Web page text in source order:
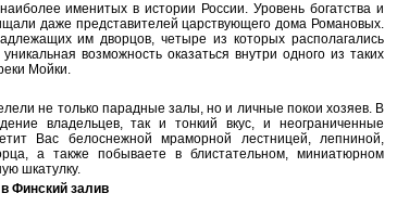
именитых в истории России. Уровень богатства и
даже представителей царствующего дома Романовых.
им дворцов, четыре из которых располагались
возможность оказаться внутри одного из таких
Мойки.
не только парадные залы, но и личные покои хозяев. В
владельцев, так и тонкий вкус, и неограниченные
Вас белоснежной мраморной лестницей, лепниной,
а также побываете в блистательном, миниатюрном
шкатулку.
Финский залив